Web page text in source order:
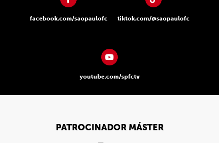
facebook.com/saopaulofc tiktok.com/@saopaulofc
youtube.com/spfctv
PATROCINADOR MÁSTER